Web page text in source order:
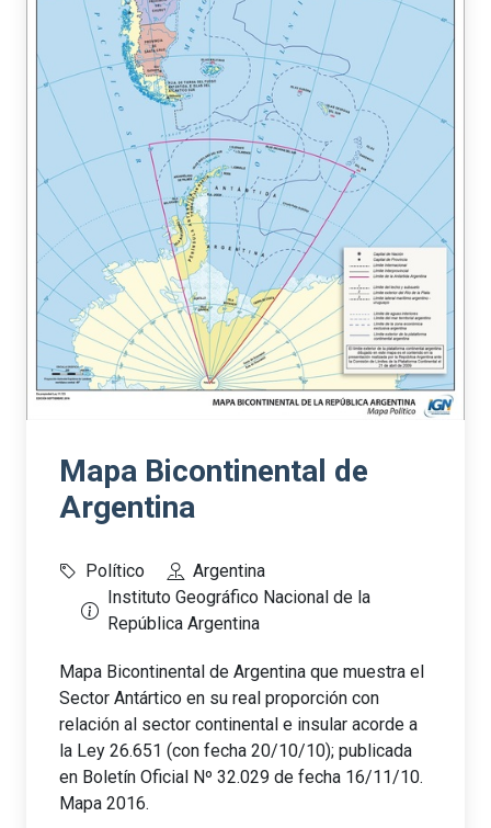
Mapa Bicontinental de
Argentina
Político
Argentina
Instituto Geográfico Nacional de la
República Argentina
Mapa Bicontinental de Argentina que muestra el
Sector Antártico en su real proporción con
relación al sector continental e insular acorde a
la Ley 26.651 (con fecha 20/10/10); publicada
en Boletín Oficial Nº 32.029 de fecha 16/11/10.
Mapa 2016.